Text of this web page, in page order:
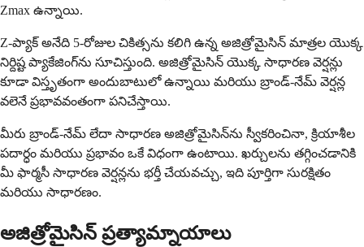
Zmax ఉన్నాయి.
Z-ప్యాక్ అనేది 5-రోజుల చికిత్సను కలిగి ఉన్న అజిత్రోమైసిన్ మాత్రల యొక్క
నిర్దిష్ట ప్యాకేజింగ్‌ను సూచిస్తుంది. అజిత్రోమైసిన్ యొక్క సాధారణ వెర్షన్లు
కూడా విస్తృతంగా అందుబాటులో ఉన్నాయి మరియు బ్రాండ్-నేమ్ వెర్షన్ల
వలెనే ప్రభావవంతంగా పనిచేస్తాయి.
మీరు బ్రాండ్-నేమ్ లేదా సాధారణ అజిత్రోమైసిన్‌ను స్వీకరించినా, క్రియాశీల
పదార్ధం మరియు ప్రభావం ఒకే విధంగా ఉంటాయి. ఖర్చులను తగ్గించడానికి
మీ ఫార్మసీ సాధారణ వెర్షన్లను భర్తీ చేయవచ్చు, ఇది పూర్తిగా సురక్షితం
మరియు సాధారణం.
అజిత్రోమైసిన్ ప్రత్యామ్నాయాలు